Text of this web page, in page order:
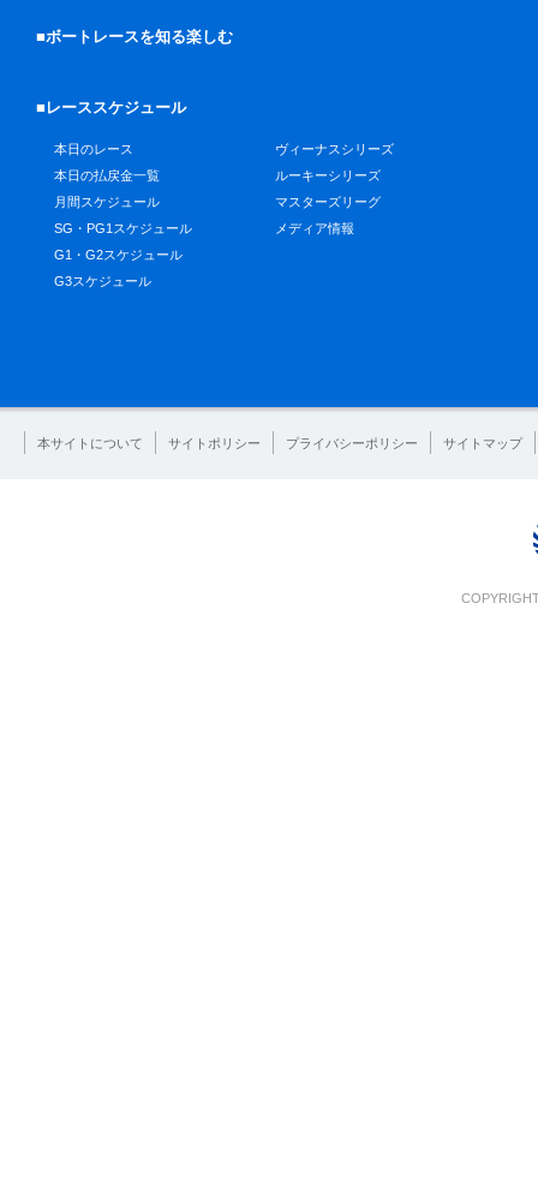
■ボートレースを知る楽しむ
■レーススケジュール
本日のレース
本日の払戻金一覧
月間スケジュール
SG・PG1スケジュール
G1・G2スケジュール
G3スケジュール
ヴィーナスシリーズ
ルーキーシリーズ
マスターズリーグ
メディア情報
本サイトについて サイトポリシー プライバシーポリシー サイトマップ